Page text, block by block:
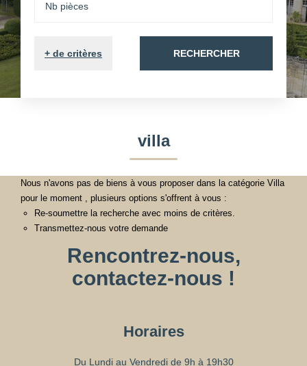
+ de critères RECHERCHER
villa
Nous n'avons pas de biens à vous proposer dans la catégorie Villa
pour le moment , plusieurs options s'offrent à vous :
Re-soumettre la recherche avec moins de critères.
Transmettez-nous votre demande
Rencontrez-nous,
contactez-nous !
Horaires
Du Lundi au Vendredi de 9h à 19h30